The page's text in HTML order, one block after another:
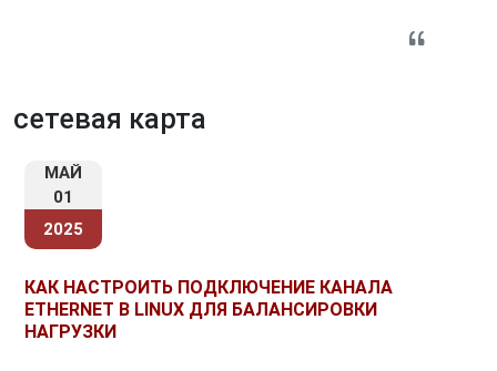
сетевая карта
МАЙ
01
2025
КАК НАСТРОИТЬ ПОДКЛЮЧЕНИЕ КАНАЛА
ETHERNET В LINUX ДЛЯ БАЛАНСИРОВКИ
НАГРУЗКИ